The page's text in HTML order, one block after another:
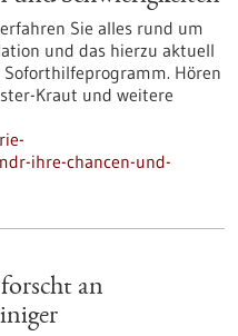
Sie alles rund um
und das hierzu aktuell
Hören
Kraut und weitere
ihre-chancen-und-
an